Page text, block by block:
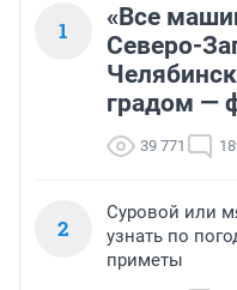
1
«Все
Северо-
градом —
39 771
2
Суровой или
узнать по
приметы